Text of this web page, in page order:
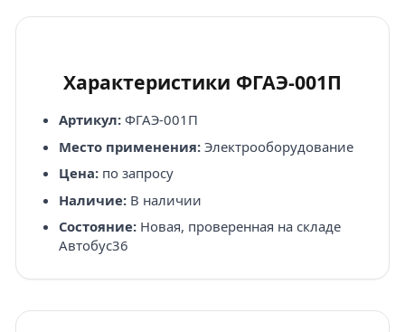
Характеристики ФГАЭ-001П
Артикул:ФГАЭ-001П
Место применения:Электрооборудование
Цена:по запросу
Наличие:В наличии
Состояние:Новая, проверенная на складе
Автобус36